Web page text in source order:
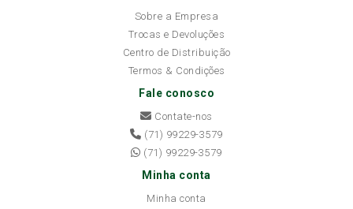
Sobre a Empresa
Trocas e Devoluções
Centro de Distribuição
Termos & Condições
Fale conosco
Contate-nos
(71) 99229-3579
(71) 99229-3579
Minha conta
Minha conta